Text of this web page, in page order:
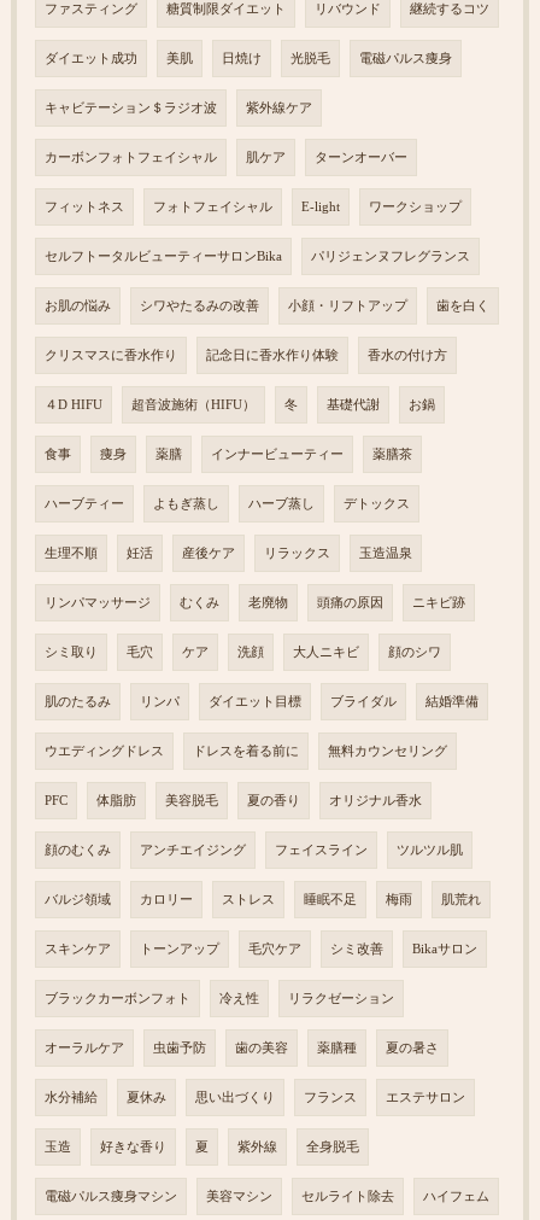
ファスティング 糖質制限ダイエット リバウンド 継続するコツ
ダイエット成功 美肌 日焼け 光脱毛 電磁パルス痩身
キャビテーション＄ラジオ波 紫外線ケア
カーボンフォトフェイシャル 肌ケア ターンオーバー
フィットネス フォトフェイシャル E-light ワークショップ
セルフトータルビューティーサロンBika パリジェンヌフレグランス
お肌の悩み シワやたるみの改善 小顔・リフトアップ 歯を白く
クリスマスに香水作り 記念日に香水作り体験 香水の付け方
４D HIFU 超音波施術（HIFU） 冬 基礎代謝 お鍋
食事 痩身 薬膳 インナービューティー 薬膳茶
ハーブティー よもぎ蒸し ハーブ蒸し デトックス
生理不順 妊活 産後ケア リラックス 玉造温泉
リンパマッサージ むくみ 老廃物 頭痛の原因 ニキビ跡
シミ取り 毛穴 ケア 洗顔 大人ニキビ 顔のシワ
肌のたるみ リンパ ダイエット目標 ブライダル 結婚準備
ウエディングドレス ドレスを着る前に 無料カウンセリング
PFC 体脂肪 美容脱毛 夏の香り オリジナル香水
顔のむくみ アンチエイジング フェイスライン ツルツル肌
バルジ領域 カロリー ストレス 睡眠不足 梅雨 肌荒れ
スキンケア トーンアップ 毛穴ケア シミ改善 Bikaサロン
ブラックカーボンフォト 冷え性 リラクゼーション
オーラルケア 虫歯予防 歯の美容 薬膳種 夏の暑さ
水分補給 夏休み 思い出づくり フランス エステサロン
玉造 好きな香り 夏 紫外線 全身脱毛
電磁パルス痩身マシン 美容マシン セルライト除去 ハイフェム